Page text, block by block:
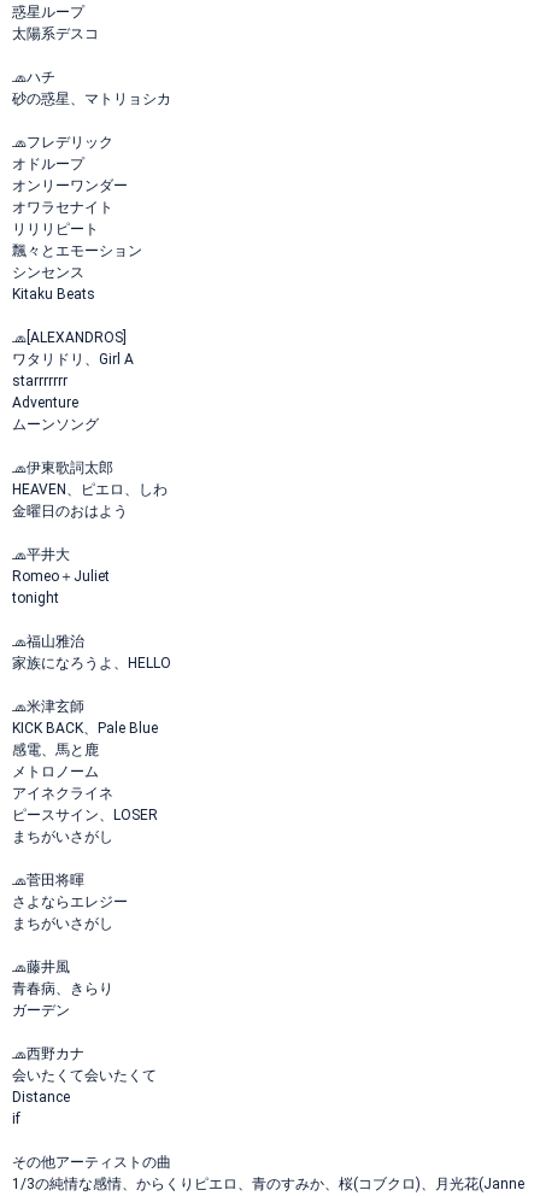
惑星ループ
太陽系デスコ
🧢ハチ
砂の惑星、マトリョシカ
🧢フレデリック
オドループ
オンリーワンダー
オワラセナイト
リリリピート
飄々とエモーション
シンセンス
Kitaku Beats
🧢[ALEXANDROS]
ワタリドリ、Girl A
starrrrrrr
Adventure
ムーンソング
🧢伊東歌詞太郎
HEAVEN、ピエロ、しわ
金曜日のおはよう
🧢平井大
Romeo＋Juliet
tonight
🧢福山雅治
家族になろうよ、HELLO
🧢米津玄師
KICK BACK、Pale Blue
感電、馬と鹿
メトロノーム
アイネクライネ
ピースサイン、LOSER
まちがいさがし
🧢菅田将暉
さよならエレジー
まちがいさがし
🧢藤井風
青春病、きらり
ガーデン
🧢西野カナ
会いたくて会いたくて
Distance
if
その他アーティストの曲
1/3の純情な感情、からくりピエロ、青のすみか、桜(コブクロ)、月光花(Janne